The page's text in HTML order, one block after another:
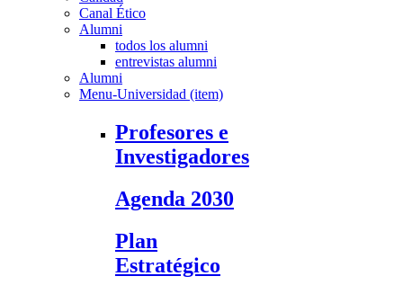
Canal Ético
Alumni
todos los alumni
entrevistas alumni
Alumni
Menu-Universidad (item)
Profesores e
Investigadores
Agenda 2030
Plan
Estratégico